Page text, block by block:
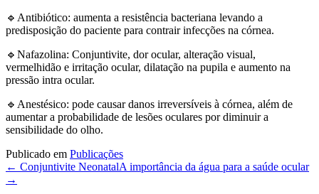
🔹Antibiótico: aumenta a resistência bacteriana levando a
predisposição do paciente para contrair infecções na córnea.
🔹Nafazolina: Conjuntivite, dor ocular, alteração visual,
vermelhidão e irritação ocular, dilatação na pupila e aumento na
pressão intra ocular.
🔹Anestésico: pode causar danos irreversíveis à córnea, além de
aumentar a probabilidade de lesões oculares por diminuir a
sensibilidade do olho.
Publicado em Publicações
← Conjuntivite NeonatalA importância da água para a saúde ocular
→